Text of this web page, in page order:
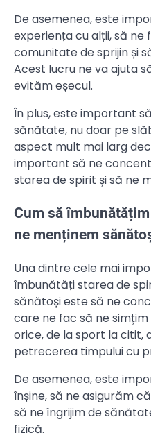
De asemenea, este
experiența cu alții, să
comunitate de sprijin și
Acest lucru ne va ajuta
evităm eșecul.
În plus, este important
sănătate, nu doar pe
aspect mult mai larg
important să ne
starea de spirit și să ne
Cum să
ne menținem
Una dintre cele mai
îmbunătăți starea de
sănătoși este să ne
care ne fac să ne
orice, de la sport la citit,
petrecerea timpului cu
De asemenea, este
înșine, să ne asigurăm
să ne îngrijim de
fizică.